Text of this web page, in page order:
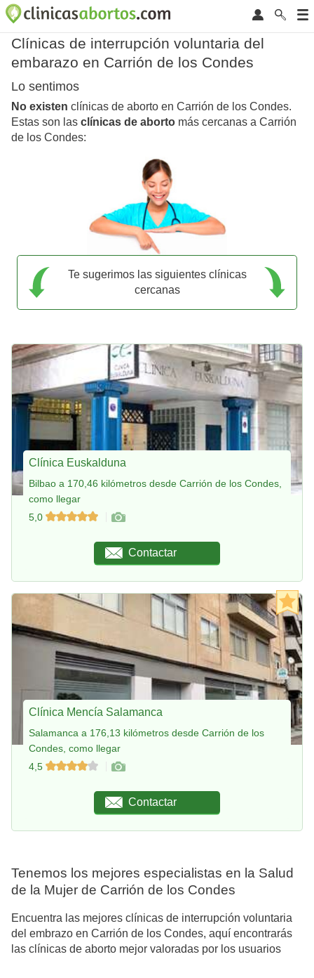
Clínicas de interrupción voluntaria del
embarazo en Carrión de los Condes
Lo sentimos
No existen clínicas de aborto en Carrión de los Condes.
Estas son las clínicas de aborto más cercanas a Carrión
de los Condes:
Te sugerimos las siguientes clínicas
cercanas
Clínica Euskalduna
Bilbao a 170,46 kilómetros desde Carrión de los Condes,
como llegar
5,0
Contactar
Clínica Mencía Salamanca
Salamanca a 176,13 kilómetros desde Carrión de los
Condes, como llegar
4,5
Contactar
Tenemos los mejores especialistas en la Salud
de la Mujer de Carrión de los Condes
Encuentra las mejores clínicas de interrupción voluntaria
del embrazo en Carrión de los Condes, aquí encontrarás
las clínicas de aborto mejor valoradas por los usuarios